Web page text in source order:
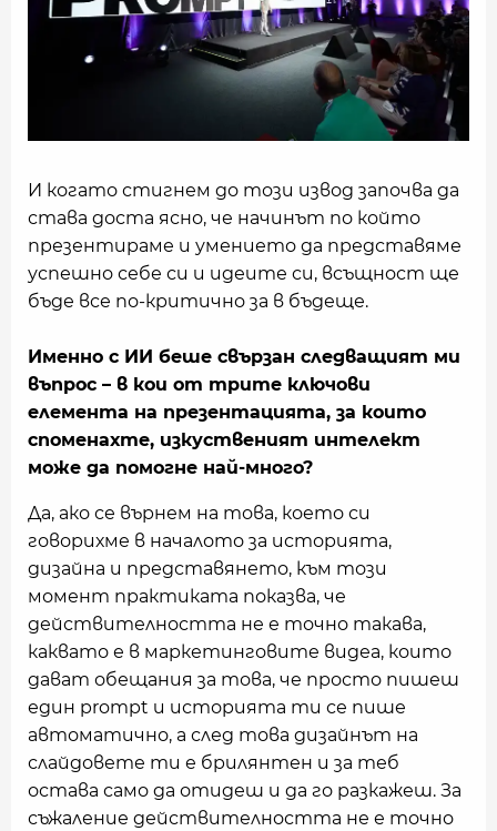
И когато стигнем до този извод започва да
става доста ясно, че начинът по който
презентираме и умението да представяме
успешно себе си и идеите си, всъщност ще
бъде все по-критично за в бъдеще.
Именно с ИИ беше свързан следващият ми
въпрос – в кои от трите ключови
елемента на презентацията, за които
споменахте, изкуственият интелект
може да помогне най-много?
Да, ако се върнем на това, което си
говорихме в началото за историята,
дизайна и представянето, към този
момент практиката показва, че
действителността не е точно такава,
каквато е в маркетинговите видеа, които
дават обещания за това, че просто пишеш
един prompt и историята ти се пише
автоматично, а след това дизайнът на
слайдовете ти е брилянтен и за теб
остава само да отидеш и да го разкажеш. За
съжаление действителността не е точно